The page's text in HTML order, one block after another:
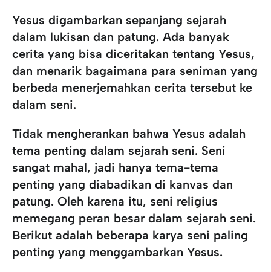
Yesus digambarkan sepanjang sejarah
dalam lukisan dan patung. Ada banyak
cerita yang bisa diceritakan tentang Yesus,
dan menarik bagaimana para seniman yang
berbeda menerjemahkan cerita tersebut ke
dalam seni.
Tidak mengherankan bahwa Yesus adalah
tema penting dalam sejarah seni. Seni
sangat mahal, jadi hanya tema-tema
penting yang diabadikan di kanvas dan
patung. Oleh karena itu, seni religius
memegang peran besar dalam sejarah seni.
Berikut adalah beberapa karya seni paling
penting yang menggambarkan Yesus.